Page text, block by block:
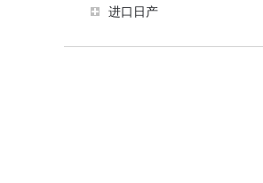
进口日产